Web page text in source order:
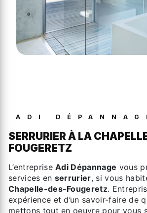
ADI
SERRURIER À LA
FOUGERETZ
L’entrepriseAdi Dépannage vous
services en serrurier, si vous
Chapelle-des-Fougeretz.
expérience et d’un savoir-faire de
mettons tout en oeuvre pour vous